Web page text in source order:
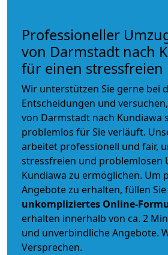
Professioneller
von Darmstadt nach
für einen stressfreien
Wir unterstützen Sie gerne bei
Entscheidungen und
von Darmstadt nach Kundiawa
problemlos für Sie verläuft.
arbeitet professionell und fair,
stressfreien und problemlosen
Kundiawa zu ermöglichen. Um
Angebote zu erhalten, füllen
unkompliziertes Online-
erhalten innerhalb von ca. 2
und unverbindliche Angebote.
Versprechen.